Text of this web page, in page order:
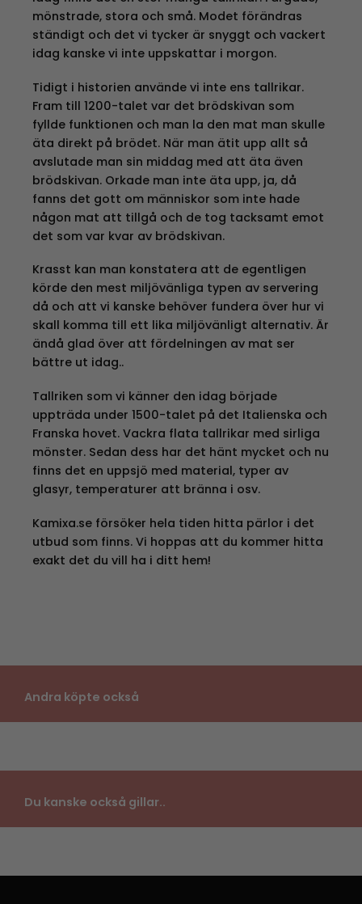
mönstrade, stora och små. Modet förändras
ständigt och det vi tycker är snyggt och vackert
idag kanske vi inte uppskattar i morgon.
Tidigt i historien använde vi inte ens tallrikar.
Fram till 1200-talet var det brödskivan som
fyllde funktionen och man la den mat man skulle
äta direkt på brödet. När man ätit upp allt så
avslutade man sin middag med att äta även
brödskivan. Orkade man inte äta upp, ja, då
fanns det gott om människor som inte hade
någon mat att tillgå och de tog tacksamt emot
det som var kvar av brödskivan.
Krasst kan man konstatera att de egentligen
körde den mest miljövänliga typen av servering
då och att vi kanske behöver fundera över hur vi
skall komma till ett lika miljövänligt alternativ. Är
ändå glad över att fördelningen av mat ser
bättre ut idag..
Tallriken som vi känner den idag började
uppträda under 1500-talet på det Italienska och
Franska hovet. Vackra flata tallrikar med sirliga
mönster. Sedan dess har det hänt mycket och nu
finns det en uppsjö med material, typer av
glasyr, temperaturer att bränna i osv.
Kamixa.se försöker hela tiden hitta pärlor i det
utbud som finns. Vi hoppas att du kommer hitta
exakt det du vill ha i ditt hem!
Andra köpte också
Du kanske också gillar..